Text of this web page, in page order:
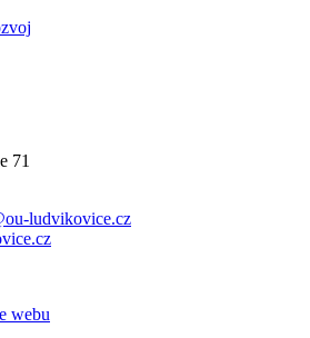
71
ludvikovice.cz
webu